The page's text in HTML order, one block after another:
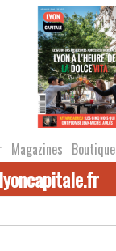
Magazines Boutique